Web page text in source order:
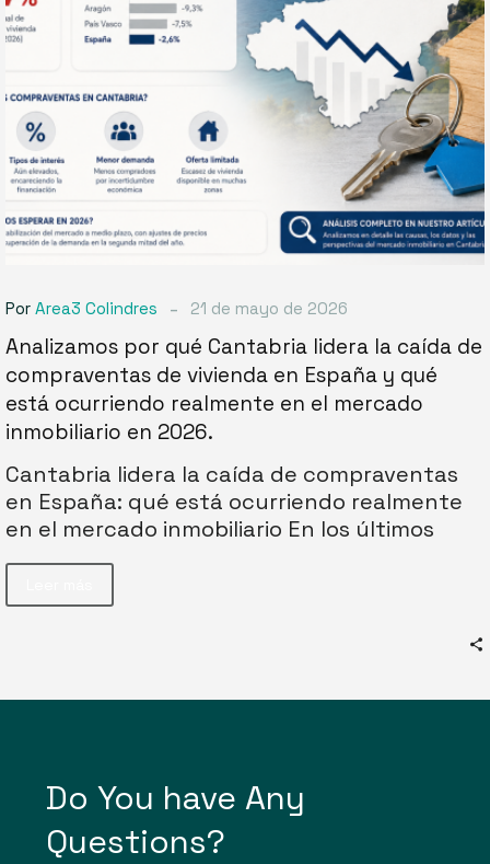
compraventas
de
vivienda
en
España
qué
está
ocurriendo
realmente
el
mercado
inmobiliario
en
Por Area3 Colindres - 21 de mayo de 2026
Analizamos por qué Cantabria lidera la caída de
compraventas de vivienda en España y qué
está ocurriendo realmente en el mercado
inmobiliario en 2026.
Cantabria lidera la caída de compraventas
en España: qué está ocurriendo realmente
en el mercado inmobiliario En los últimos
días…
Do You have Any
Questions?